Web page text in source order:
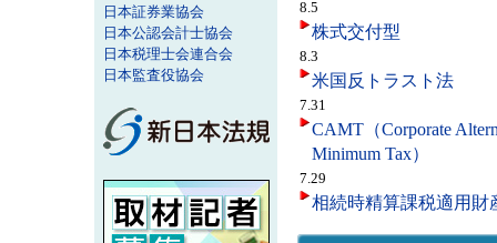
日本証券業協会
日本公認会計士協会
日本税理士会連合会
日本監査役協会
8.5
株式交付型
8.3
米国反トラスト法
7.31
CAMT（Corporate
Minimum Tax）
7.29
相続時精算課税適用財